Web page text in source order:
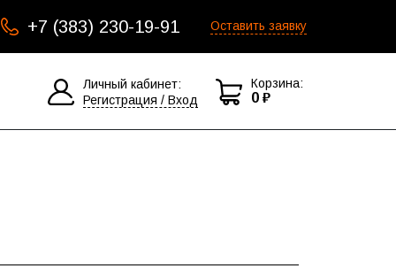
+7 (383) 230-19-91 Оставить заявку
Личный кабинет:
Регистрация / Вход
Корзина:
0 ₽